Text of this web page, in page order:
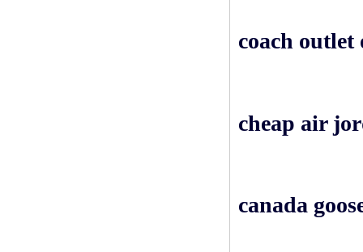
coach outlet
cheap air
canada